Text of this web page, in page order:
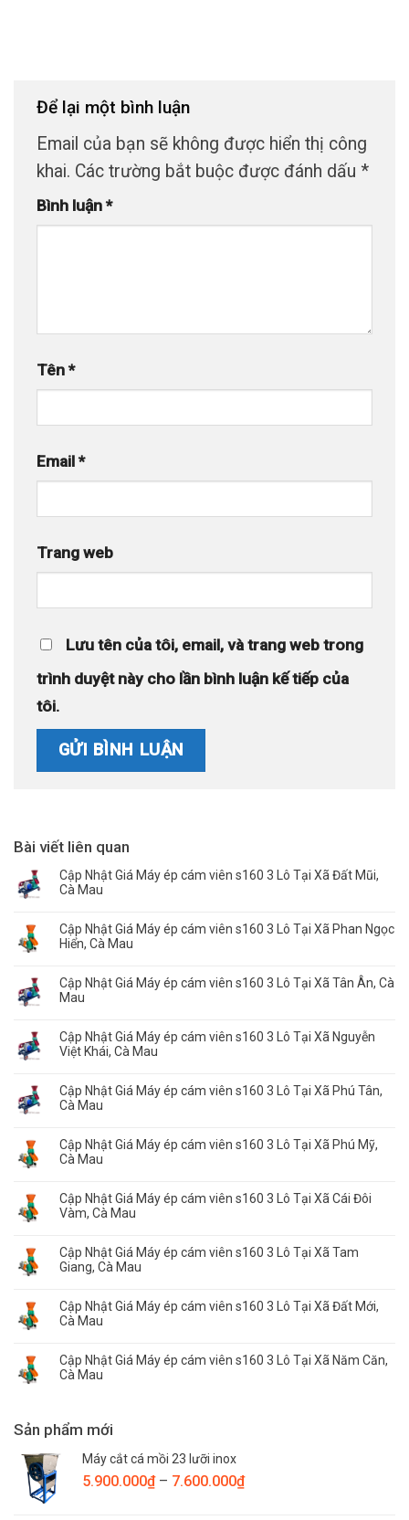
Để lại một bình luận
Email của bạn sẽ không được hiển thị công
khai. Các trường bắt buộc được đánh dấu *
Bình luận *
Tên *
Email *
Trang web
Lưu tên của tôi, email, và trang web trong
trình duyệt này cho lần bình luận kế tiếp của
tôi.
Bài viết liên quan
Cập Nhật Giá Máy ép cám viên s160 3 Lô Tại Xã Đất Mũi,
Cà Mau
Cập Nhật Giá Máy ép cám viên s160 3 Lô Tại Xã Phan Ngọc
Hiển, Cà Mau
Cập Nhật Giá Máy ép cám viên s160 3 Lô Tại Xã Tân Ân, Cà
Mau
Cập Nhật Giá Máy ép cám viên s160 3 Lô Tại Xã Nguyễn
Việt Khái, Cà Mau
Cập Nhật Giá Máy ép cám viên s160 3 Lô Tại Xã Phú Tân,
Cà Mau
Cập Nhật Giá Máy ép cám viên s160 3 Lô Tại Xã Phú Mỹ,
Cà Mau
Cập Nhật Giá Máy ép cám viên s160 3 Lô Tại Xã Cái Đôi
Vàm, Cà Mau
Cập Nhật Giá Máy ép cám viên s160 3 Lô Tại Xã Tam
Giang, Cà Mau
Cập Nhật Giá Máy ép cám viên s160 3 Lô Tại Xã Đất Mới,
Cà Mau
Cập Nhật Giá Máy ép cám viên s160 3 Lô Tại Xã Năm Căn,
Cà Mau
Sản phẩm mới
Máy cắt cá mồi 23 lưỡi inox
5.900.000₫ – 7.600.000₫Khoảng